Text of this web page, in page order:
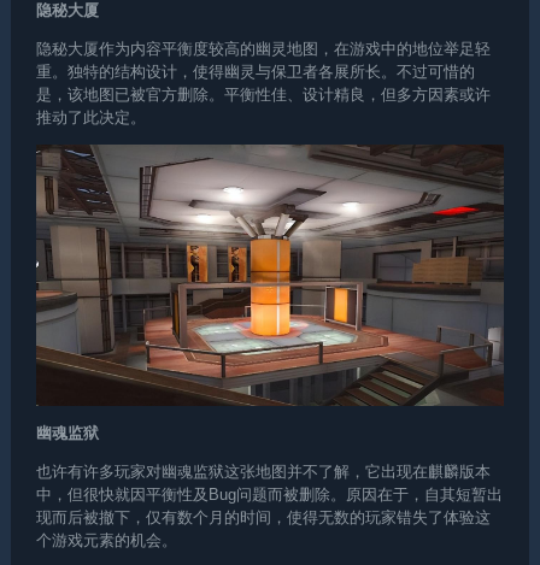
隐秘大厦
隐秘大厦作为内容平衡度较高的幽灵地图，在游戏中的地位举足轻
重。独特的结构设计，使得幽灵与保卫者各展所长。不过可惜的
是，该地图已被官方删除。平衡性佳、设计精良，但多方因素或许
推动了此决定。
幽魂监狱
也许有许多玩家对幽魂监狱这张地图并不了解，它出现在麒麟版本
中，但很快就因平衡性及Bug问题而被删除。原因在于，自其短暂出
现而后被撤下，仅有数个月的时间，使得无数的玩家错失了体验这
个游戏元素的机会。